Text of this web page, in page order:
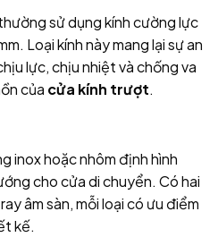
sử dụng kính cường lực
Loại kính này mang lại sự an
lực, chịu nhiệt và chống va
của cửa kính trượt.
inox hoặc nhôm định hình
cho cửa di chuyển. Có hai
âm sàn, mỗi loại có ưu điểm
kế.